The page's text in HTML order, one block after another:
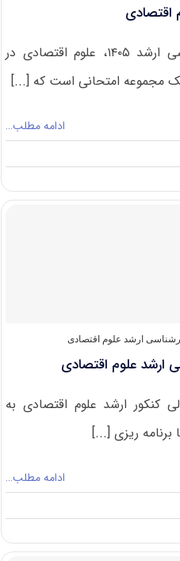
اقتصادی
بر اساس دفترچه آزمون کارشناسی ارشد ۱۴۰۵، علوم اقتصادی در
مجموعه امتحانی است که [...]
ادامه مطلب…
ارشد علوم اقتصادی
ارشد علوم اقتصادی
کنکور ارشد علوم اقتصادی به
ریزی [...]
ادامه مطلب…